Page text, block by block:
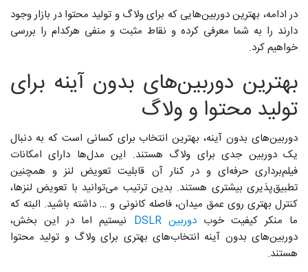
در ادامه، بهترین دوربین‌هایی که برای ولاگ و تولید محتوا در بازار وجود
دارند را به شما معرفی کرده و نقاط مثبت و منفی هرکدام را بررسی
خواهیم کرد.
بهترین دوربین‌های بدون آینه برای
تولید محتوا و ولاگ
دوربین‌های بدون آینه، بهترین انتخاب برای کسانی است که به دنبال
یک دوربین جدی برای ولاگ هستند. این مدل‌ها دارای امکانات
فیلم‌برداری حرفه‌ای و در کنار آن قابلیت تعویض لنز و همچنین
تطبیق‌پذیری بیشتری هستند. بدین ترتیب می‌توانید با تعویض لنزها،
کنترل بهتری روی عمق میدان، فاصله کانونی و … داشته باشید. البته که
ما منکر کیفیت خوبدوربین‌ DSLR
نیستیم اما در این بخش،
دوربین‌های بدون آینه انتخاب‌های بهتری برای ولاگ و تولید محتوا
هستند.